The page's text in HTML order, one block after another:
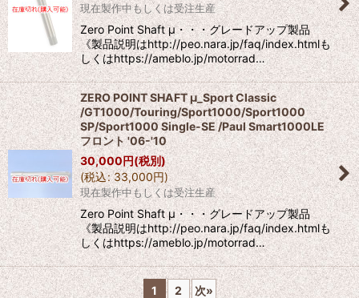
現在製作中もしくは受注生産
Zero Point Shaft μ・・・グレードアップ製品
《製品説明はhttp://peo.nara.jp/faq/index.htmlも
しくはhttps://ameblo.jp/motorrad…
ZERO POINT SHAFT μ_Sport Classic
/GT1000/Touring/Sport1000/Sport1000
SP/Sport1000 Single-SE /Paul Smart1000LE
フロント '06-'10
30,000円(税別)
(税込: 33,000円)
現在製作中もしくは受注生産
Zero Point Shaft μ・・・グレードアップ製品
《製品説明はhttp://peo.nara.jp/faq/index.htmlも
しくはhttps://ameblo.jp/motorrad…
1 2 次»